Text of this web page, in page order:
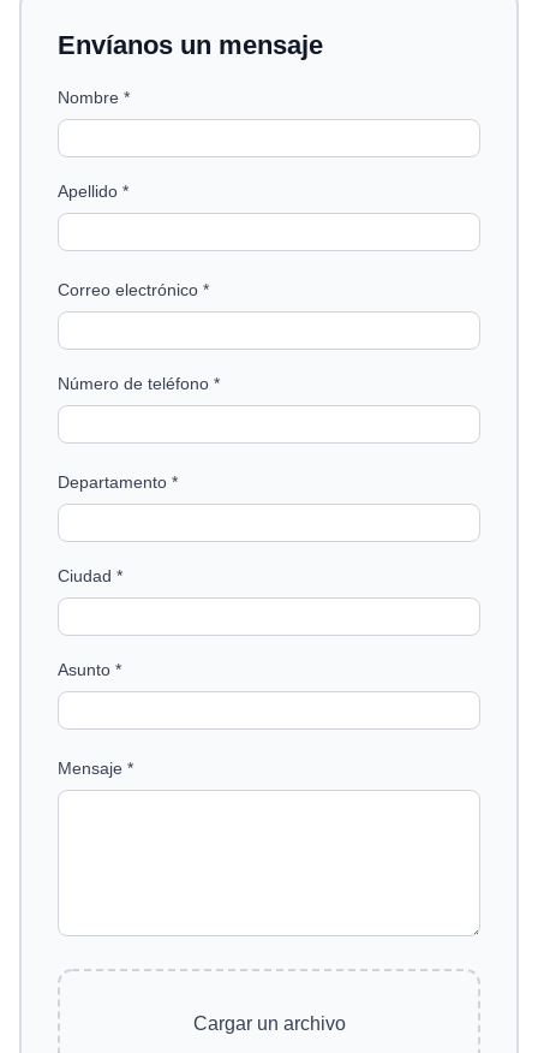
Envíanos un mensaje
Nombre *
Apellido *
Correo electrónico *
Número de teléfono *
Departamento *
Ciudad *
Asunto *
Mensaje *
Cargar un archivo